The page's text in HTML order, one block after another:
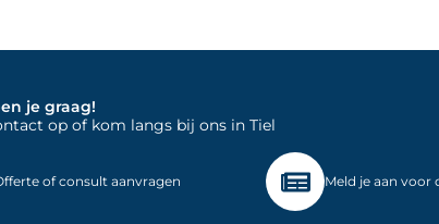
je graag!
op of kom langs bij ons in Tiel
of consult aanvragen Meld je aan voor